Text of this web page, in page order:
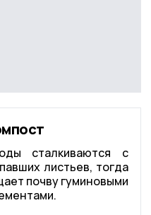
сталкиваются с
листьев, тогда
почву гуминовыми